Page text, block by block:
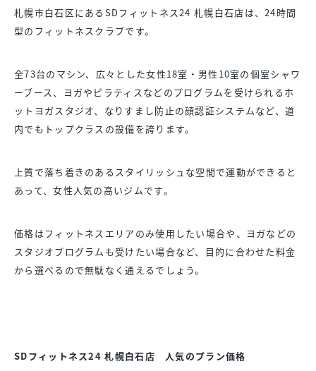
札幌市白石区にあるSDフィットネス24 札幌白石店は、24時間
型のフィットネスクラブです。
全73台のマシン、広々とした女性18室・男性10室の個室シャワ
ーブース、ヨガやピラティスなどのプログラムを受けられるホ
ットヨガスタジオ、なりすまし防止の顔認証システムなど、道
内でもトップクラスの設備を誇ります。
上質で落ち着きのあるスタイリッシュな空間で運動ができると
あって、女性人気の高いジムです。
価格はフィットネスエリアのみ使用したい場合や、ヨガなどの
スタジオプログラムも受けたい場合など、目的に合わせた料金
から選べるので無駄なく通えるでしょう。
SDフィットネス24 札幌白石店 人気のプラン価格